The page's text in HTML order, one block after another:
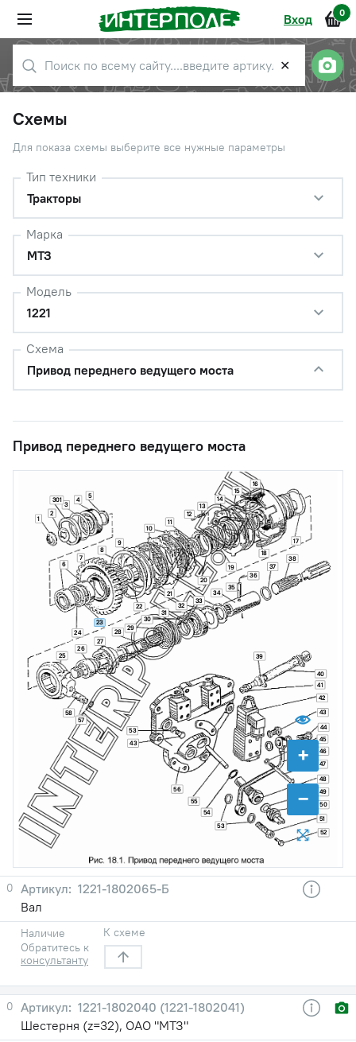
Вход 0
✕
Схемы
Для показа схемы выберите все нужные параметры
Тип техники
Тракторы
Марка
МТЗ
Модель
1221
Схема
Привод переднего ведущего моста
Привод переднего ведущего моста
+
−
1
2
3
4
5
6
7
8
9
10
11
12
13
14
15
16
17
18
19
20
21
22
23
24
25
26
27
28 29
30
31
32
33
34
35
36
37
38
39
40
41
42
43
43
44
45
46
47
48
49
50
51
52
53
53
54
55
56
57
58
301
0
1221-1802065-Б
Вал
Наличие
Обратитесь к
консультанту
К схеме
0
1221-1802040 (1221-1802041)
Шестерня (z=32), ОАО "МТЗ"